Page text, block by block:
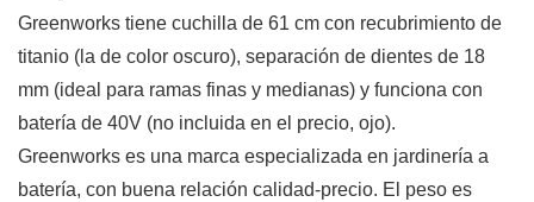
Greenworks tiene cuchilla de 61 cm con recubrimiento de
titanio (la de color oscuro), separación de dientes de 18
mm (ideal para ramas finas y medianas) y funciona con
batería de 40V (no incluida en el precio, ojo).
Greenworks es una marca especializada en jardinería a
batería, con buena relación calidad-precio. El peso es